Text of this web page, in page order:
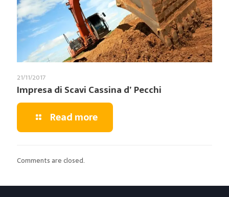
21/11/2017
Impresa di Scavi Cassina d’ Pecchi
Read more
Comments are closed.